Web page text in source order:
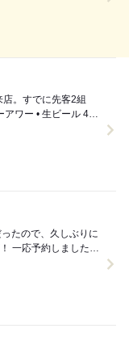
おいてくれまし
ール 450